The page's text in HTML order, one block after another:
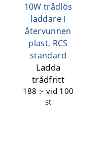
10W trådlös
laddare i
återvunnen
plast, RCS
standard
Ladda
trådfritt
188 :- vid 100
st